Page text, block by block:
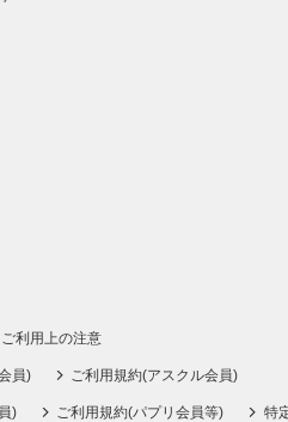
ご利用上の注意
員) ご利用規約(アスクル会員)
) ご利用規約(パプリ会員等) 特